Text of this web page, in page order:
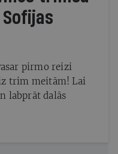
pirmo reizi
trim meitām! Lai
labprāt dalās